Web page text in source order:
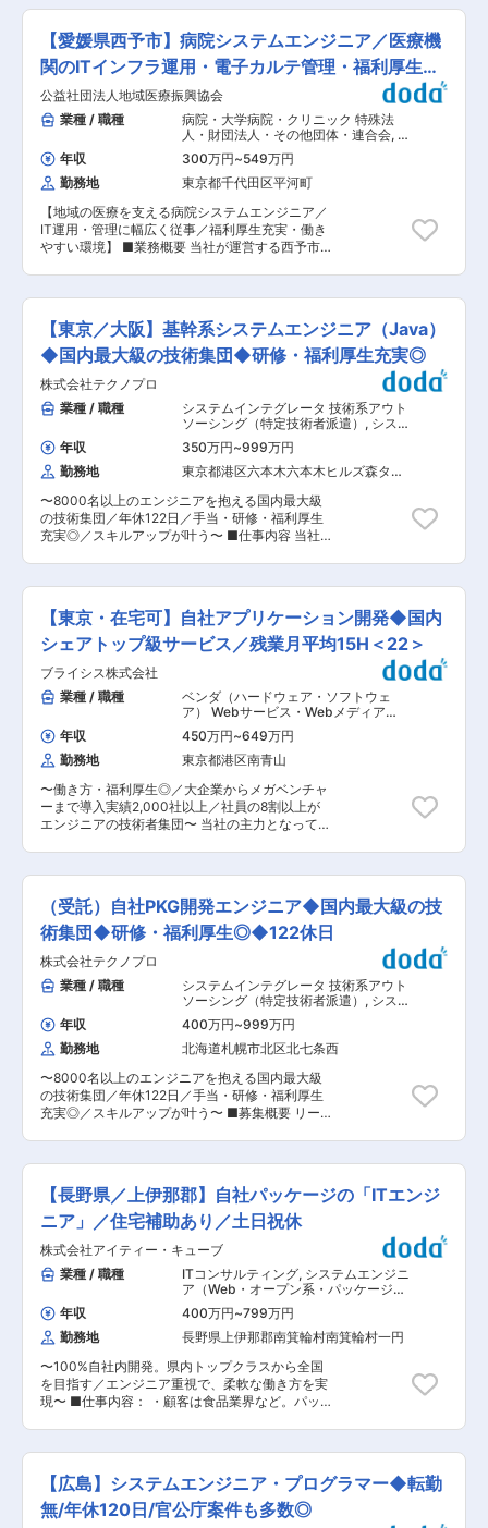
造業向け S/4HANA アップグレード／業務標準化
プロジェクト アップグレードを通じて既存システ
ム理解を深め、その後のFit to Standard化におい
て、業務改革支援から実装まで上流コンサルタン
トとして担当。 ・製造業向け S/4HANA アップグ
レード案件（ブラウンフィールド型） 既存システ
ムを活かしたアップグレードを実施し、その後の
業務改善・業務標準化まで一貫して支援。 ・その
他、S/4HANA新規導入案件全般のコンサルティ
ング業務 ■組織構成 ・部長相当：2名（50代、
40代） ・グループ長：2名（ともに40代） ・メ
ンバー：38名（20〜50代） ■リモートワーク ・
案件におけるお客様ルールに従います。 ・現在大
フェーズやPM/PLは、コミュニケーションの機会
確保の観点から週1〜2回オンサイトでの作業もご
異動（配置転換）及び出向する場合がございま
す。 変更の範囲：会社の定める業務
計、開発・製造、テストとなります。 ■主な作業
内容 ・現行システム（COBOL）の仕様読み取
り、処理フローの可視化 ・システム統廃合・ジョ
ブ再編成の検討 ・新アーキテクチャへの移行設計
（基本設計〜詳細設計） ・Javaベースでの開
発・製造 ・各種テスト工程（単体〜結合） ・関
係部署との調整、レビュー対応 ■開発言語：
COBOL、Java ■当社の特徴： ［1］当社はとて
も「人材」を大事にする会社です。 人の活躍がそ
のまま企業の信頼にもつながるといった所から、
人財を育てるための様々な研修を行っております
（ロジカルシンキング研修等）。 また役員も積極
的に企業訪問を行い、担当者に直接案件の話を伺
うなど、会社全体に「何よりも人を大事にする」
理念が浸透しております。 ［2］大阪・東京・名
古屋・福岡の拠点を中心に受託開発を拡大してお
きます。 これにより開発に必要な技術を詳細に把
握する事を可能にし、変化があれば即座にお客様
に直接お伝えできるので、他社と比較した際に情
報伝達がとても早いのが強みです。 変更の範囲：
会社の定める業務
【愛媛県西予市】病院システムエンジニア／医療機
関のITインフラ運用・電子カルテ管理・福利厚生充
実
公益社団法人地域医療振興協会
業種 / 職種
病院・大学病院・クリニック 特殊法
人・財団法人・その他団体・連合会, シ
ステムエンジニア（汎用機系） Webサ
ービス・プロジェクトマネジャー
年収 300万円~549万円
勤務地
東京都千代田区平河町
【地域の医療を支える病院システムエンジニア／
IT運用・管理に幅広く従事／福利厚生充実・働き
やすい環境】 ■業務概要 当社が運営する西予市
各種病院システムの構築・運用・保守を担当いた
だきます。医療現場の業務効率化や安全性向上を
ITの側面から支援し、地域医療の発展に貢献する
重要な役割です。 ■業務詳細 ・IT機器（PC、プ
リンター等）の導入・設定・運用管理 ・病院内ネ
ットワークの設計、構築、日常的な運用・障害対
応 ・サーバーの運用管理、セキュリティ対策、バ
ックアップ業務 ・電子カルテ等の病院システムの
導入、更新、トラブル対応 ・データ管理や各種シ
ステム間連携の最適化、業務効率化の提案 ・新規
システム導入時のベンダー調整、現場スタッフへ
の操作指導 ・システム障害時の迅速な一次対応、
原因究明と復旧支援 ・必要に応じて野村地域医療
センター等関連施設への対応 ■組織構成 総務部
門や医事業務部門との連携があり、異動の可能性
もございます。多職種が協働するチーム体制で
技術の導入にも積極的で、幅広いITスキルを活か
せる環境です。 ■教育体制 OJTや研修が充実し
ており、医療業界未経験者も基礎から学べます。
資格取得支援制度もございます。 ■就業環境 年
間休日123日、夏季休暇・看護休暇あり。育児・
介護休業や時短勤務にも柔軟に対応。マイカー通
勤可・託児施設完備で働きやすさを重視していま
す。 ■想定されるキャリアパス 将来的にはシス
テム運用リーダーやIT企画部門へのキャリアアッ
プが可能です。 ■企業の特徴/魅力 当社は全国86
拠点で地域医療を支え、安定した経営基盤と充実
の福利厚生が魅力。地域密着型で医療の質向上に
取り組んでいます。
【東京／大阪】基幹系システムエンジニア（Java）
◆国内最大級の技術集団◆研修・福利厚生充実◎
株式会社テクノプロ
業種 / 職種
システムインテグレータ 技術系アウト
ソーシング（特定技術者派遣） , システ
ムエンジニア（Web・オープン系・パ
ッケージ開発） システムエンジニア
（汎用機系）
年収 350万円~999万円
勤務地
東京都港区六本木六本木ヒルズ森タワ
〜8000名以上のエンジニアを抱える国内最大級
の技術集団／年休122日／手当・研修・福利厚生
充実◎／スキルアップが叶う〜 ■仕事内容 当社の
します。 将来的には、プロジェクトマネージャー
やPKGコンサルタントとしてご活躍いただけま
す。 ※パッケージの種類としては、servicenow、
successfactors等 【研修】顧客先環境でパッケー
ジ専門の研修受講が可能な場合あり。 ◆成長環
境：自社研修施設「テクノプロ・ラーニング」や
外部講師による専門研修を通じ、基礎から先端技
術まで体系的に習得可能です。
【東京・在宅可】自社アプリケーション開発◆国内
シェアトップ級サービス／残業月平均15H＜22＞
ブライシス株式会社
業種 / 職種
ベンダ（ハードウェア・ソフトウェ
ア） Webサービス・Webメディア
（EC・ポータル・ソーシャル）
テムエンジニア（汎用機系） 無線・通
信機器
年収 450万円~649万円
勤務地
東京都港区南青山
〜働き方・福利厚生◎／大企業からメガベンチャ
ーまで導入実績2,000社以上／社員の8割以上が
エンジニアの技術者集団〜 当社の主力となってい
経由で電話を利用できるようにするクラウドサー
ビスです。 単なる通話だけでなく、自動応答・録
音・文字起こし・API連携・在宅勤務対応など、
電話コミュニケーションに新たな価値を提供した
点をご評価いただき、コールセンター事業者を中
心に2,000社以上のお客様にご利用いただけるサ
ービスへと成長することができ、8年連続国内シ
ェアトップクラスを獲得。 今後さらなる事業拡大
に向けて、下記業務をお任せします。 ■仕事の内
容： テレフォニーサービス【BIZTEL】のソフト
フォンアプリケーションの開発をお任せします。
◇バックエンド、フロントエンドの設計／開発
（両面を携わっていただきます） ◇開発プロセス
の検討、開発環境の構築 ◇ミドルウェア、フレー
ムワーク、新しい言語等の調査／検証／選定 な
ど ※実装担当機能の仕様検討から携わることがで
がしっかり整備されているため、開発者は自身の
コードを単体テストだけでなく、第三者に評価し
てもらえる体制も整っています。 ▼ソフトフォン
とは… パソコンやタブレット、スマートフォン端
末に専用のソフトウェアをインストールし、イン
ターネットを介して音声通話を可能にするサービ
ス。ソフトフォンには、物理的な電話機には無い
さまざまなメリットがあるため、近年多くのオフ
ィスやコールセンターで導入が進んでいます。 ▼
機能の一例 ・外線発着信/内線発着信 ・電話帳機
能 ・着信ポップアップ ・ステータス変更 など
■利用技術： ・言語：PHP、C、C++、
Basic(Xojo) ・フレームワーク：Laravel ・データ
GitLab CI、Docker、Slack、GoogleHangout、
reDash、PhpStorm/IntelliJ ・その他：REST、
イン駆動設計
（受託）自社PKG開発エンジニア◆国内最大級の技
術集団◆研修・福利厚生◎◆122休日
株式会社テクノプロ
業種 / 職種
システムインテグレータ 技術系アウト
ソーシング（特定技術者派遣） , システ
ムエンジニア（Web・オープン系・パ
ッケージ開発） システムエンジニア
（汎用機系）
年収 400万円~999万円
勤務地
北海道札幌市北区北七条西
〜8000名以上のエンジニアを抱える国内最大級
の技術集団／年休122日／手当・研修・福利厚生
充実◎／スキルアップが叶う〜 ■募集概要 リーダ
りを支えるシステムの開発を行っていただきま
す。 ■当求人の魅力 ・モノづくりや製造業に関
する知識を活かして、プライム・上流案件にてエ
ンジニアとしてのスキルを成長させる事ができま
す。 ・お客様との直接取引が9割。プロジェクト
規模も数百〜数億まで様々超上流〜下流まで一気
通貫で対応しています。 ・チームで業務を遂行
し、チーム一丸となって顧客に貢献ができます。
【長野県／上伊那郡】自社パッケージの「ITエンジ
ニア」／住宅補助あり／土日祝休
株式会社アイティー・キューブ
業種 / 職種
ITコンサルティング, システムエンジニ
ア（Web・オープン系・パッケージ開
発） システムエンジニア（汎用機系）
年収 400万円~799万円
勤務地
長野県上伊那郡南箕輪村南箕輪村一円
〜100%自社内開発。県内トップクラスから全国
を目指す／エンジニア重視で、柔軟な働き方を実
現〜 ■仕事内容： ・顧客は食品業界など。パッ
タマイズ・開発など ■業務詳細： お客様のご要
望確認・要件定義・仕様設計からメンバーをリー
ドし、開発・納品までお任せ。 ・案件の特徴：製
造業（特に食肉生産・加工業）向けの生産管理・
物流管理・販売管理システムなど自社パッケージ
【広島】システムエンジニア・プログラマー◆転勤
無/年休120日/官公庁案件も多数◎